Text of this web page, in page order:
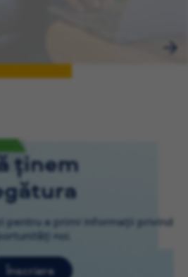
ținem
pentru a primi informații privind
noi.
Înscriere